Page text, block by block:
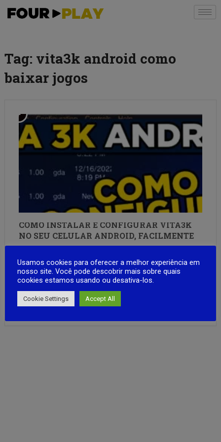
Tag: vita3k android como
baixar jogos
COMO INSTALAR E CONFIGURAR VITA3K
NO SEU CELULAR ANDROID, FACILMENTE
que mesmo depois de descontinuado continua sendo o
sonho de consumo de muitos. Mas infelizmente o console
surgiu o desbloqueio do mesmo, o galera tem colocado o …
FULL ARTICLE
Usamos cookies para oferecer a melhor experiência em
nosso site. Você pode descobrir mais sobre quais
cookies estamos usando ou desativa-los.
Cookie Settings Accept All